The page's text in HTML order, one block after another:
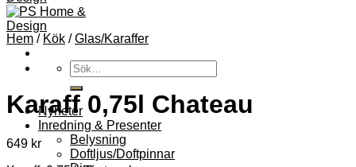
Sök
efter:
Nyheter
Inredning & Presenter
Belysning
Doftljus/Doftpinnar
Hem / Kök / Glas/Karaffer
Karaff 0,75l Chateau
649 kr